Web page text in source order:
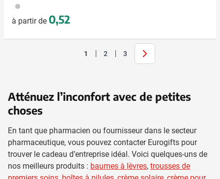
032
à partir de 0,52
Vous lisez actuellement la page
1 Page
2 Page
3 Suivant
Atténuez l’inconfort avec de petites
choses
En tant que pharmacien ou fournisseur dans le secteur
pharmaceutique, vous pouvez contacter Eurogifts pour
trouver le cadeau d’entreprise idéal. Voici quelques-uns de
nos meilleurs produits : baumes à lèvres, trousses de